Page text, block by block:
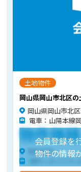
土地物件
岡山県岡山市北区
岡山県岡山市北区
電車：山陽本線
会員登録を
物件の情報
物件価格
物件住所
物件へのアクセ